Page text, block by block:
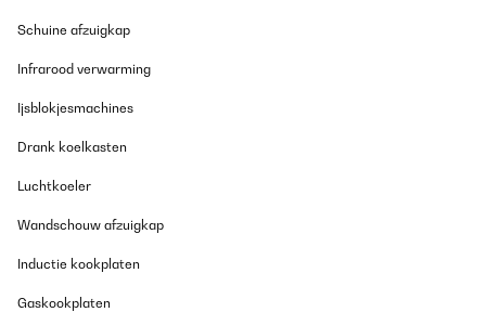
vorne ein etwas größeren Topf stehen hat etwas Schlacht drann
Vertaal
Schuine afzuigkap
Infrarood verwarming
Ijsblokjesmachines
Drank koelkasten
Luchtkoeler
Wandschouw afzuigkap
Inductie kookplaten
Gaskookplaten